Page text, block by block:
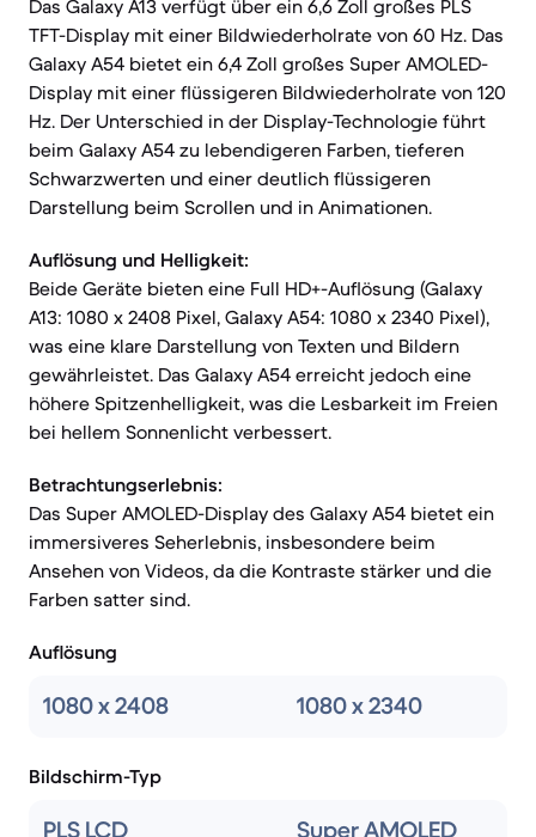
Das Galaxy A13 verfügt über ein 6,6 Zoll großes PLS
TFT-Display mit einer Bildwiederholrate von 60 Hz. Das
Galaxy A54 bietet ein 6,4 Zoll großes Super AMOLED-
Display mit einer flüssigeren Bildwiederholrate von 120
Hz. Der Unterschied in der Display-Technologie führt
beim Galaxy A54 zu lebendigeren Farben, tieferen
Schwarzwerten und einer deutlich flüssigeren
Darstellung beim Scrollen und in Animationen.
Auflösung und Helligkeit:
Beide Geräte bieten eine Full HD+-Auflösung (Galaxy
A13: 1080 x 2408 Pixel, Galaxy A54: 1080 x 2340 Pixel),
was eine klare Darstellung von Texten und Bildern
gewährleistet. Das Galaxy A54 erreicht jedoch eine
höhere Spitzenhelligkeit, was die Lesbarkeit im Freien
bei hellem Sonnenlicht verbessert.
Betrachtungserlebnis:
Das Super AMOLED-Display des Galaxy A54 bietet ein
immersiveres Seherlebnis, insbesondere beim
Ansehen von Videos, da die Kontraste stärker und die
Farben satter sind.
Auflösung
1080 x 2408 1080 x 2340
Bildschirm-Typ
PLS LCD Super AMOLED